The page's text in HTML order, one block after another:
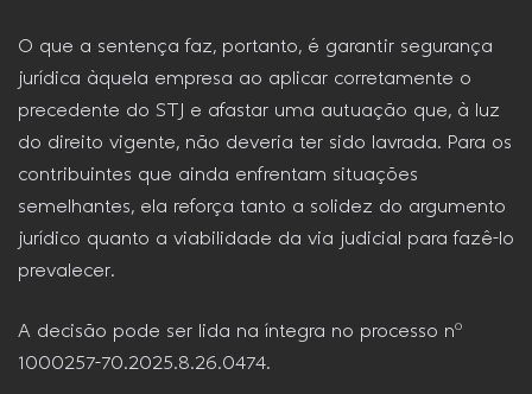
O que a sentença faz, portanto, é garantir segurança
jurídica àquela empresa ao aplicar corretamente o
precedente do STJ e afastar uma autuação que, à luz
do direito vigente, não deveria ter sido lavrada. Para os
contribuintes que ainda enfrentam situações
semelhantes, ela reforça tanto a solidez do argumento
jurídico quanto a viabilidade da via judicial para fazê-lo
prevalecer.
A decisão pode ser lida na íntegra no processo nº
1000257-70.2025.8.26.0474.